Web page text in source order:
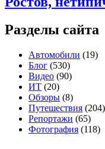
Разделы сайта
Автомобили (19)
Блог (530)
Видео (90)
ИТ (20)
Обзоры (8)
Путешествия (204)
Репортажи (65)
Фотография (118)